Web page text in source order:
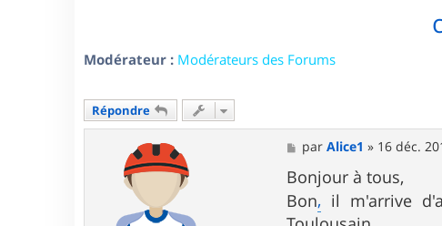
Modérateur : Modérateurs des Forums
Répondre
M
e
s
s
a
g
parAlice1 » 16 déc.
Bonjour à tous,
Bon, il m'arrive